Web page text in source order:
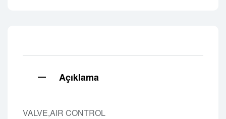
Açıklama
VALVE,AIR CONTROL